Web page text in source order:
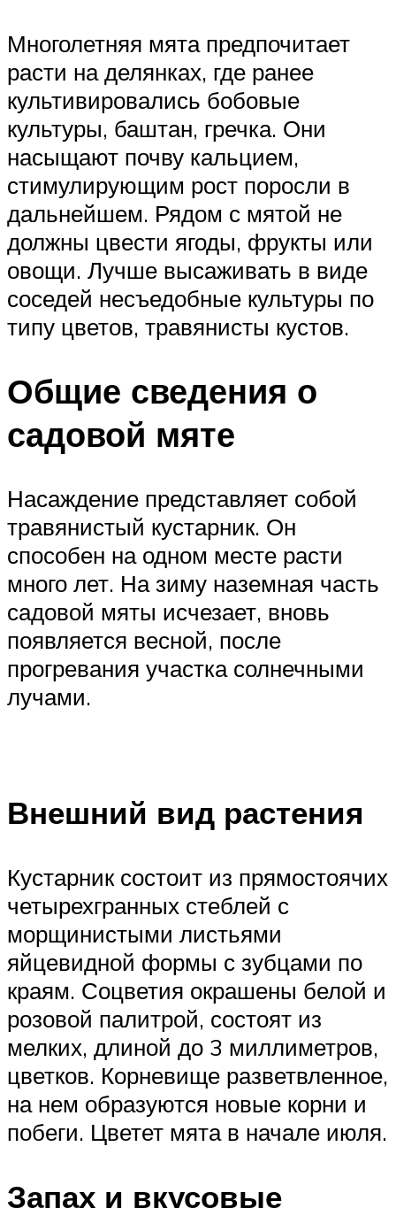
Многолетняя мята предпочитает
расти на делянках, где ранее
культивировались бобовые
культуры, баштан, гречка. Они
насыщают почву кальцием,
стимулирующим рост поросли в
дальнейшем. Рядом с мятой не
должны цвести ягоды, фрукты или
овощи. Лучше высаживать в виде
соседей несъедобные культуры по
типу цветов, травянисты кустов.
Общие сведения о
садовой мяте
Насаждение представляет собой
травянистый кустарник. Он
способен на одном месте расти
много лет. На зиму наземная часть
садовой мяты исчезает, вновь
появляется весной, после
прогревания участка солнечными
лучами.
Внешний вид растения
Кустарник состоит из прямостоячих
четырехгранных стеблей с
морщинистыми листьями
яйцевидной формы с зубцами по
краям. Соцветия окрашены белой и
розовой палитрой, состоят из
мелких, длиной до 3 миллиметров,
цветков. Корневище разветвленное,
на нем образуются новые корни и
побеги. Цветет мята в начале июля.
Запах и вкусовые